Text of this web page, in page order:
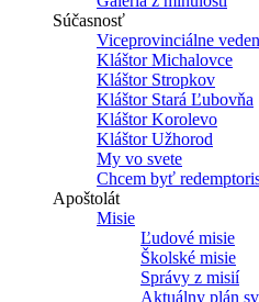
Súčasnosť
Viceprovinciálne
Kláštor Michalovce
Kláštor Stropkov
Kláštor Stará Ľubovňa
Kláštor Korolevo
Kláštor Užhorod
My vo svete
Chcem byť
Apoštolát
Misie
Ľudové misie
Školské misie
Správy z misií
Aktuálny plán